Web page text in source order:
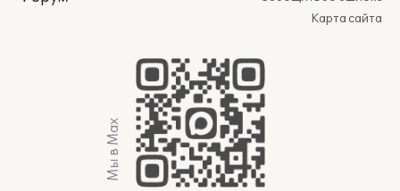
Карта сайта
Мы в Max